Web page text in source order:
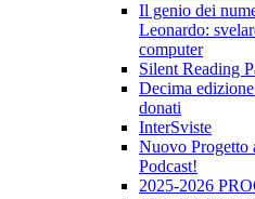
Il genio dei
Leonardo:
computer
Silent Reading
Decima
donati
InterSviste
Nuovo Progetto
Podcast!
2025-2026